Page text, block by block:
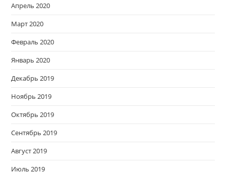
Апрель 2020
Март 2020
Февраль 2020
Январь 2020
Декабрь 2019
Ноябрь 2019
Октябрь 2019
Сентябрь 2019
Август 2019
Июль 2019